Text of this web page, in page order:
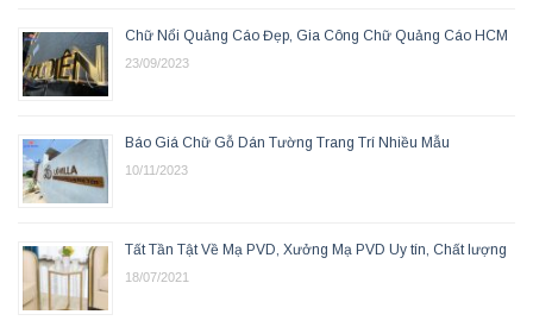
Chữ Nổi Quảng Cáo Đẹp, Gia Công Chữ Quảng Cáo HCM
23/09/2023
Báo Giá Chữ Gỗ Dán Tường Trang Trí Nhiều Mẫu
10/11/2023
Tất Tần Tật Về Mạ PVD, Xưởng Mạ PVD Uy tín, Chất lượng
18/07/2021